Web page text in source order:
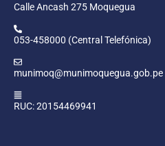
Calle Ancash 275 Moquegua
053-458000 (Central Telefónica)
munimoq@munimoquegua.gob.pe
RUC: 20154469941